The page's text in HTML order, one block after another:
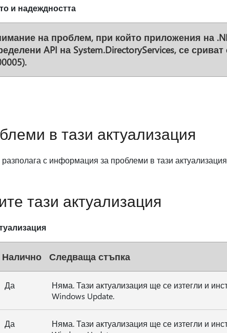
и надеждността
на проблем, при който приложения на
API на System.DirectoryServices, се
в тази актуализация
с информация за проблеми в тази
тази актуализация
Налично Следваща стъпка
Да
Няма. Тази актуализация ще се изтегли и
Windows Update.
Да
Няма. Тази актуализация ще се изтегли и